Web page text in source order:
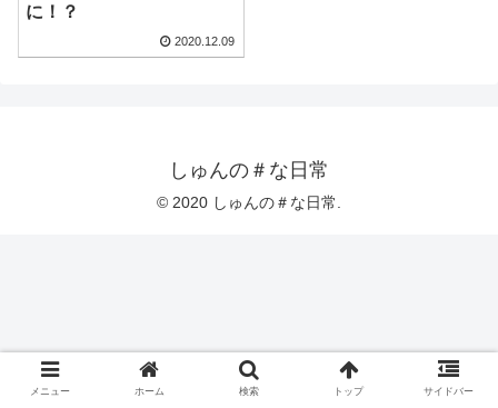
に！？
2020.12.09
しゅんの＃な日常
© 2020 しゅんの＃な日常.
メニュー ホーム 検索 トップ サイドバー